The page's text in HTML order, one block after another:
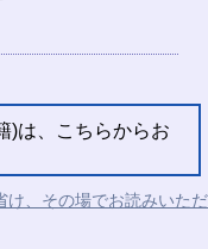
)は、こちらからお
、その場でお読みいただ